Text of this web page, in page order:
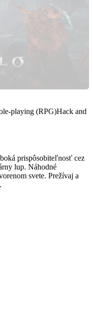
playing (RPG)Hack and
prispôsobiteľnosť cez
lup. Náhodné
svete. Prežívaj a